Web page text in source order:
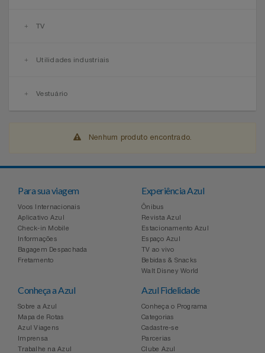
TV
Utilidades industriais
Vestuário
Nenhum produto encontrado.
Para sua viagem
Voos Internacionais
Aplicativo Azul
Check-in Mobile
Informações
Bagagem Despachada
Fretamento
Experiência Azul
Ônibus
Revista Azul
Estacionamento Azul
Espaço Azul
TV ao vivo
Bebidas & Snacks
Walt Disney World
Conheça a Azul
Sobre a Azul
Mapa de Rotas
Azul Viagens
Imprensa
Trabalhe na Azul
Azul Fidelidade
Conheça o Programa
Categorias
Cadastre-se
Parcerias
Clube Azul